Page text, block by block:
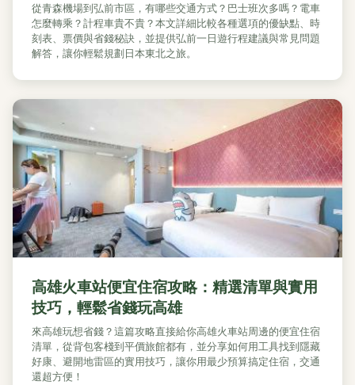
從青森機場到弘前市區，有哪些交通方式？巴士班次多嗎？電車
怎麼轉乘？計程車貴不貴？本文詳細比較各種選項的優缺點、時
刻表、票價與省錢秘訣，並提供弘前一日遊行程建議與常見問題
解答，讓你輕鬆規劃日本東北之旅。
高雄火車站便宜住宿攻略：精選清單與實用
技巧，輕鬆省錢玩高雄
來高雄玩想省錢？這篇攻略直接給你高雄火車站周邊的便宜住宿
清單，從背包客棧到平價旅館都有，並分享如何用工具找到隱藏
好康、避開地雷區的實用技巧，讓你用最少預算搞定住宿，交通
還超方便！